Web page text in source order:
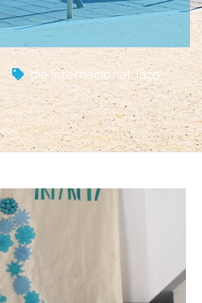
dia internacional,laço